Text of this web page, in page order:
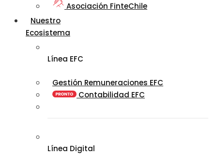
Asociación FinteChile
Nuestro
Ecosistema
Línea EFC
Gestión Remuneraciones EFC
Contabilidad EFC
Línea Digital